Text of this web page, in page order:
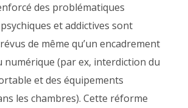
des problématiques
et addictives sont
de même qu’un encadrement
numérique (par ex, interdiction du
et des équipements
les chambres). Cette réforme